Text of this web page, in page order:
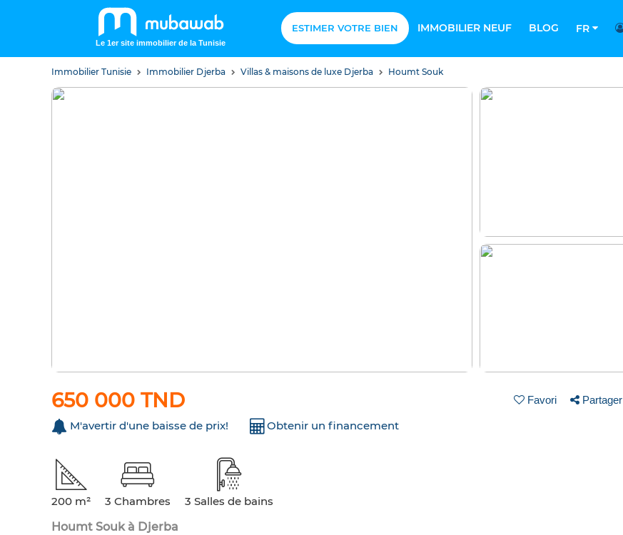
Le 1er site immobilier de la Tunisie
ESTIMER VOTRE BIEN IMMOBILIER NEUF BLOG FR
Immobilier Tunisie Immobilier Djerba Villas & maisons de luxe Djerba Houmt Souk
650 000 TND Favori Partager
M'avertir d'une baisse de prix! Obtenir un financement
200 m² 3 Chambres
3 Salles de bains
Houmt Souk à Djerba